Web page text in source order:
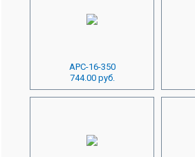
APC-16-350
744.00 руб.